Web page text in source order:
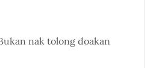
nak tolong doakan